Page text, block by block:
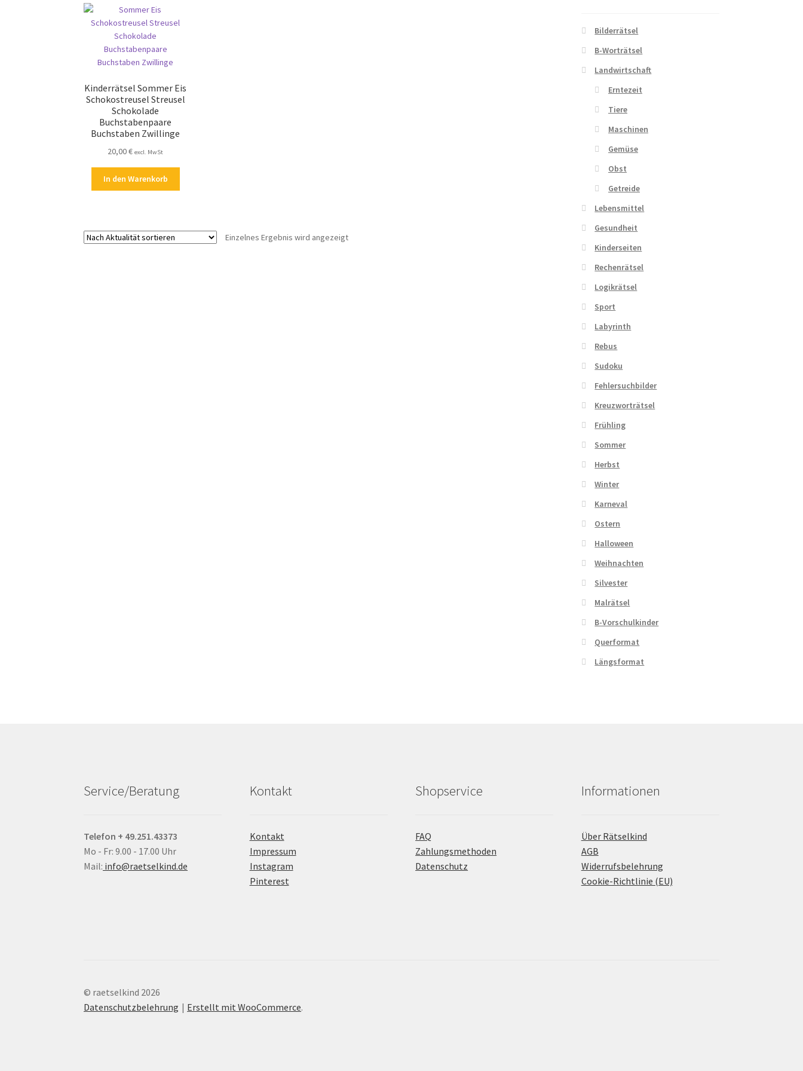
Kinderrätsel Sommer Eis
Schokostreusel Streusel
Schokolade
Buchstabenpaare
Buchstaben Zwillinge
20,00€ excl. MwSt
In den Warenkorb
Einzelnes Ergebnis wird angezeigt
Bilderrätsel
B-Worträtsel
Landwirtschaft
Erntezeit
Tiere
Maschinen
Gemüse
Obst
Getreide
Lebensmittel
Gesundheit
Kinderseiten
Rechenrätsel
Logikrätsel
Sport
Labyrinth
Rebus
Sudoku
Fehlersuchbilder
Kreuzworträtsel
Frühling
Sommer
Herbst
Winter
Karneval
Ostern
Halloween
Weihnachten
Silvester
Malrätsel
B-Vorschulkinder
Querformat
Längsformat
Service/Beratung
Telefon + 49.251.43373
Mo - Fr: 9.00 - 17.00 Uhr
Mail: info@raetselkind.de
Kontakt
Kontakt
Impressum
Instagram
Pinterest
Shopservice
FAQ
Zahlungsmethoden
Datenschutz
Informationen
Über Rätselkind
AGB
Widerrufsbelehrung
Cookie-Richtlinie (EU)
© raetselkind 2026
Datenschutzbelehrung
Erstellt mit WooCommerce.